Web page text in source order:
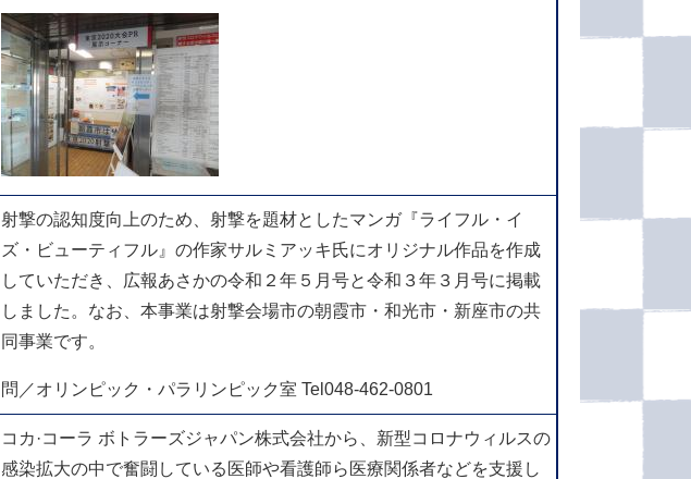
射撃の認知度向上のため、射撃を題材としたマンガ『ライフル・イ
ズ・ビューティフル』の作家サルミアッキ⽒にオリジナル作品を作成
していただき、広報あさかの令和２年５⽉号と令和３年３月号に掲載
しました。なお、本事業は射撃会場市の朝霞市・和光市・新座市の共
同事業です。
問／オリンピック・パラリンピック室 Tel048-462-0801
コカ·コーラ ボトラーズジャパン株式会社から、新型コロナウィルスの
感染拡大の中で奮闘している医師や看護師ら医療関係者などを支援し